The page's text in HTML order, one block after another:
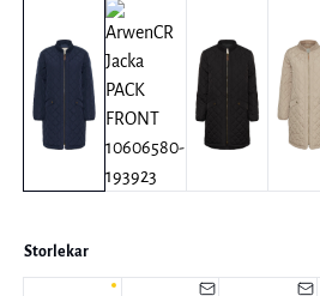
Storlekar